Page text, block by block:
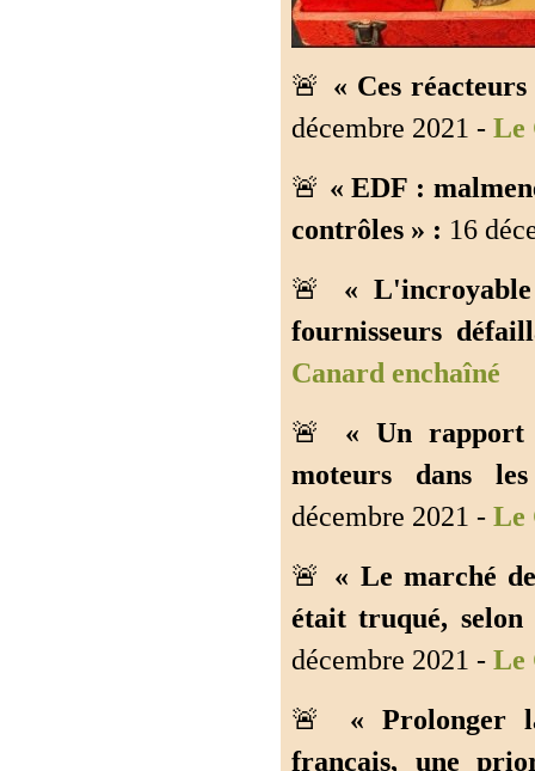
🚨 « Ces
décembre 2021 - Le
🚨 « EDF :
contrôles » : 16
🚨 «
fournisseurs
Canard enchaîné
🚨 « Un rapport
moteurs dans
décembre 2021 - Le
🚨 « Le marché
était truqué,
décembre 2021 - Le
🚨 « Prolonger
français, une